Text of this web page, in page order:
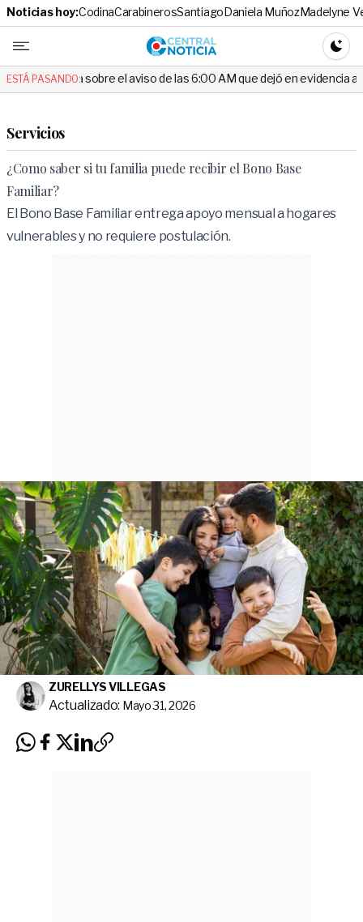
Noticias hoy:CodinaCarabinerosSantiagoDaniela MuñozMadelyne
Central
ESTÁ PASANDO:
el aviso de las 6:00 AM que dejó en evidencia al Delegado
Servicios
¿Como saber si tu familia puede recibir el Bono Base
Familiar?
El Bono Base Familiar entrega apoyo mensual a hogares
vulnerables y no requiere postulación.
ZURELLYS VILLEGAS
Actualizado: Mayo 31, 2026